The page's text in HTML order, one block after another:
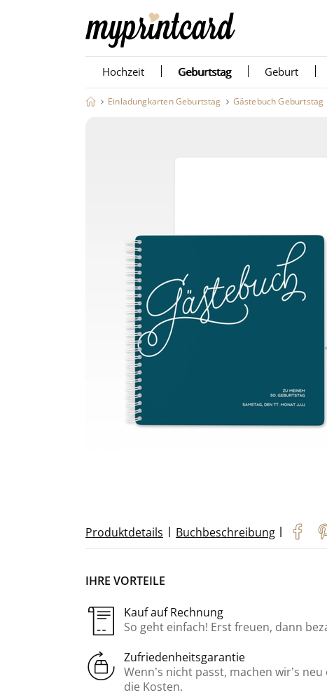
Hochzeit Geburtstag Geburt
Einladungkarten Geburtstag Gästebuch Geburtstag
Produktdetails | Buchbeschreibung |
IHRE VORTEILE
Kauf auf Rechnung
So geht einfach! Erst freuen, dann
Zufriedenheitsgarantie
Wenn’s nicht passt, machen wir’s
die Kosten.